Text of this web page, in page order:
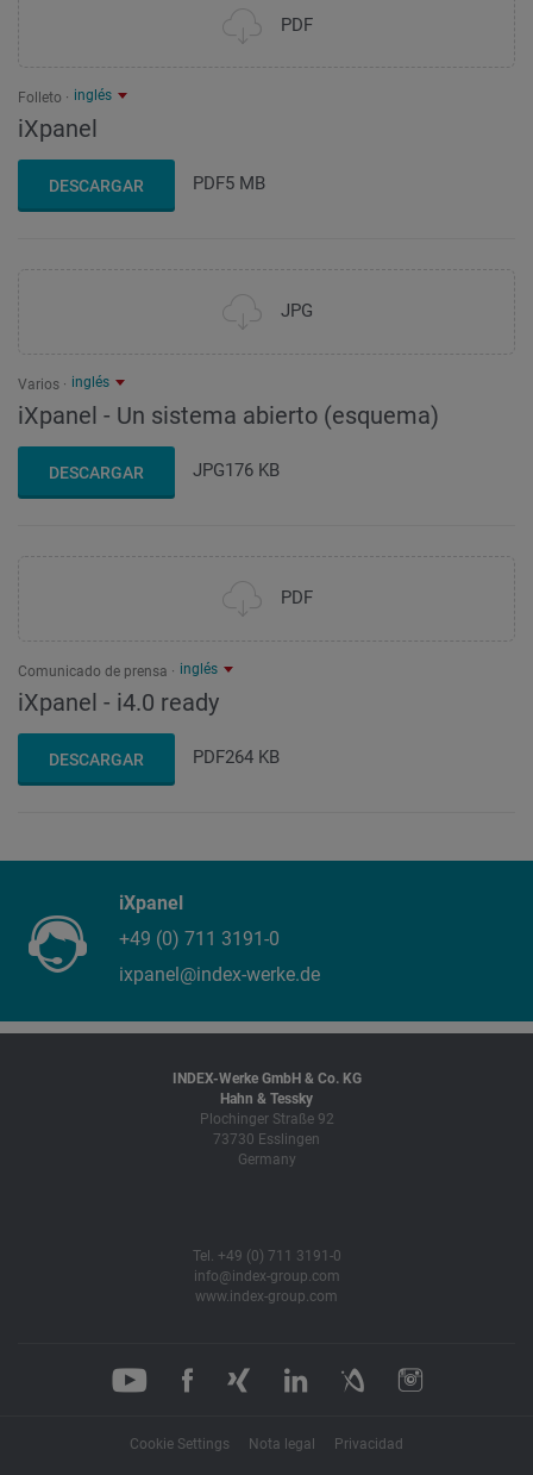
PDF
Folleto inglés
iXpanel
DESCARGAR PDF5 MB
JPG
Varios inglés
iXpanel - Un sistema abierto (esquema)
DESCARGAR JPG176 KB
PDF
Comunicado de prensa inglés
iXpanel - i4.0 ready
DESCARGAR PDF264 KB
iXpanel
+49 (0) 711 3191-0
ixpanel@index-werke.de
INDEX-Werke GmbH & Co. KG
Hahn & Tessky
Plochinger Straße 92
73730 Esslingen
Germany
Tel. +49 (0) 711 3191-0
info@index-group.com
www.index-group.com
Cookie Settings Nota legal Privacidad